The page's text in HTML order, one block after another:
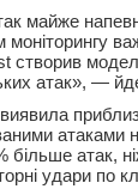
майже
атак», —
атаками
атак,
удари по